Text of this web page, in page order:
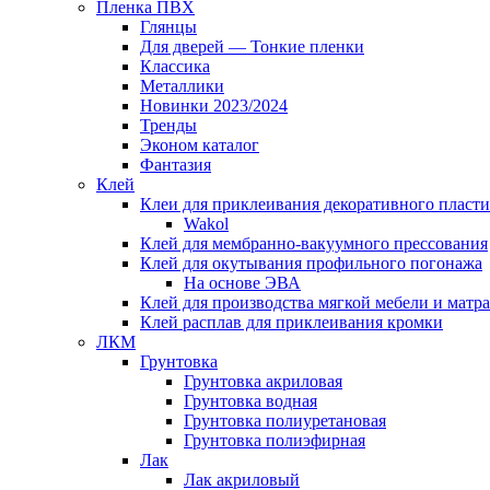
Пленка ПВХ
Глянцы
Для дверей — Тонкие пленки
Классика
Металлики
Новинки 2023/2024
Тренды
Эконом каталог
Фантазия
Клей
Клеи для приклеивания декоративного
Wakol
Клей для мембранно-вакуумного прессования
Клей для окутывания профильного погонажа
На основе ЭВА
Клей для производства мягкой мебели и
Клей расплав для приклеивания кромки
ЛКМ
Грунтовка
Грунтовка акриловая
Грунтовка водная
Грунтовка полиуретановая
Грунтовка полиэфирная
Лак
Лак акриловый